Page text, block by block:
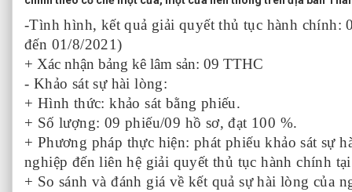
-Tình hình, kết quả giải quyết thủ tục hành chính:
đến 01/8/2021)
+ Xác nhận bảng kê lâm sản: 09 TTHC
- Khảo sát sự hài lòng:
+ Hình thức: khảo sát bằng phiếu.
+ Số lượng: 09 phiếu/09 hồ sơ, đạt 100 %.
+ Phương pháp thực hiện: phát phiếu khảo sát sự
nghiệp đến liên hệ giải quyết thủ tục hành chính
+ So sánh và đánh giá về kết quả sự hài lòng của